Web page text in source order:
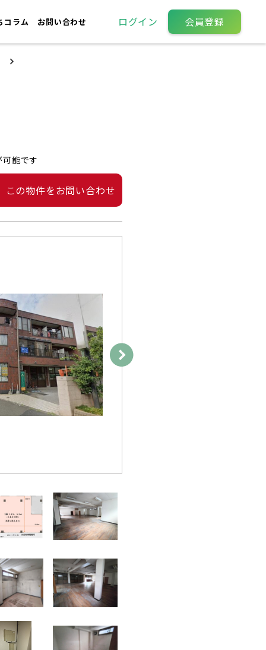
コラム お問い合わせ ログイン 会員登録
能です
この物件をお問い合わせ